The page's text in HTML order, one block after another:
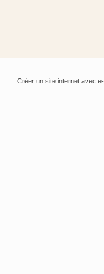
Créer un site internet avec